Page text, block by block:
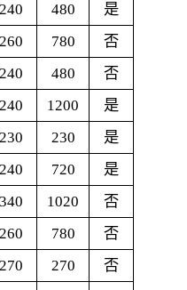
240 480
是
260 780
否
240 480
否
240 1200
是
230 230
是
240 720
是
340 1020
否
260 780
否
270 270
否